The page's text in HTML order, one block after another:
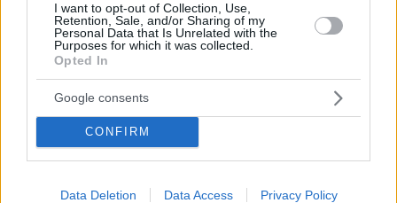
I want to opt-out of Collection, Use,
Retention, Sale, and/or Sharing of my
Personal Data that Is Unrelated with the
Purposes for which it was collected.
Opted In
Google consents
CONFIRM
Data Deletion Data Access Privacy Policy
Αντίσταση η υποκριτική
« Νομίζω ότι στις μέρες μας το να είσαι
καλλιτέχνης είναι μια μορφή αντίστασης σε
αυτόν τον τρελό κόσμο που ζούμε. Οι τέχνες
είναι η καρδιά, η φωτιά που ζεσταίνει την
καρδιά της κοινωνίας σε αυτούς τους
σκοτεινούς και κρύους καιρούς» ανέφερε στην
ίδια συνέντευξη.